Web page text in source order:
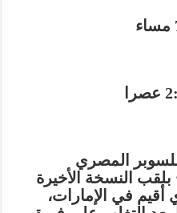
المصري
النسخة الأخيرة
في الإمارات،